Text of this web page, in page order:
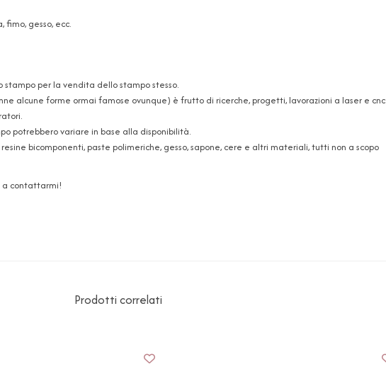
gesso, ecc.
per la vendita dello stampo stesso.
alcune forme ormai famose ovunque) è frutto di ricerche, progetti, lavorazioni a laser e cnc
potrebbero variare in base alla disponibilità.
bicomponenti, paste polimeriche, gesso, sapone, cere e altri materiali, tutti non a scopo
a contattarmi!
Prodotti correlati